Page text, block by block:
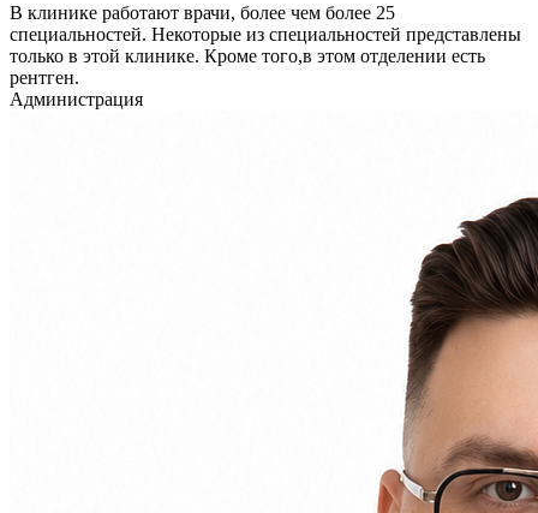
В клинике работают врачи, более чем более 25
специальностей. Некоторые из специальностей представлены
только в этой клинике. Кроме того,в этом отделении есть
рентген.
Администрация